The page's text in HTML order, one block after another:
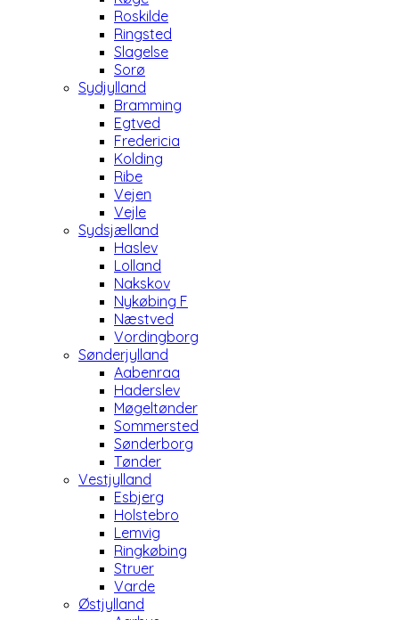
Roskilde
Ringsted
Slagelse
Sorø
Sydjylland
Bramming
Egtved
Fredericia
Kolding
Ribe
Vejen
Vejle
Sydsjælland
Haslev
Lolland
Nakskov
Nykøbing F
Næstved
Vordingborg
Sønderjylland
Aabenraa
Haderslev
Møgeltønder
Sommersted
Sønderborg
Tønder
Vestjylland
Esbjerg
Holstebro
Lemvig
Ringkøbing
Struer
Varde
Østjylland